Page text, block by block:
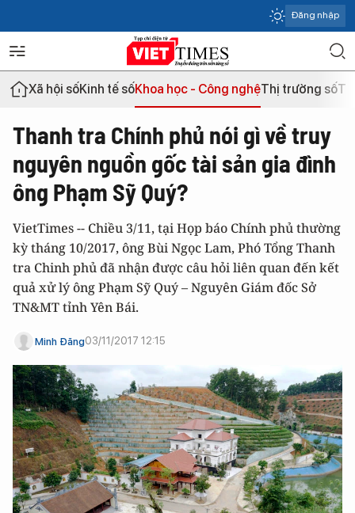
Đăng nhập
Xã hội sốKinh tế sốKhoa học - Công nghệThị trường số
Thanh tra Chính phủ nói gì về truy
nguyên nguồn gốc tài sản gia đình
ông Phạm Sỹ Quý?
VietTimes -- Chiều 3/11, tại Họp báo Chính phủ thường
kỳ tháng 10/2017, ông Bùi Ngọc Lam, Phó Tổng Thanh
tra Chinh phủ đã nhận được câu hỏi liên quan đến kết
quả xử lý ông Phạm Sỹ Quý – Nguyên Giám đốc Sở
TN&MT tỉnh Yên Bái.
Minh Đăng03/11/2017 12:15